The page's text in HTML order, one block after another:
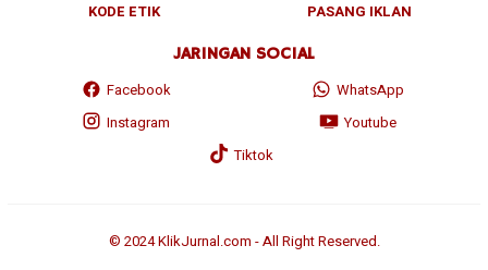
KODE ETIK
PASANG IKLAN
JARINGAN SOCIAL
Facebook
WhatsApp
Instagram
Youtube
Tiktok
© 2024 KlikJurnal.com - All Right Reserved.